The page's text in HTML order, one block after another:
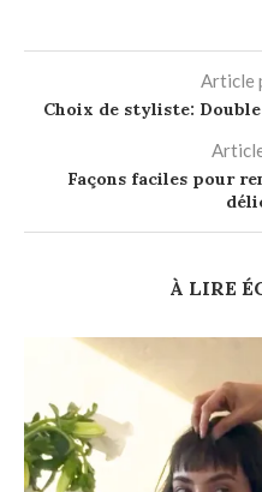
Article
Choix de styliste:
Façons faciles pour
À LIRE